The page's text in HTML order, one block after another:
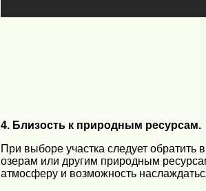
4. Близость к природным ресурсам.
При выборе участка следует обратить
озерам или другим природным
атмосферу и возможность